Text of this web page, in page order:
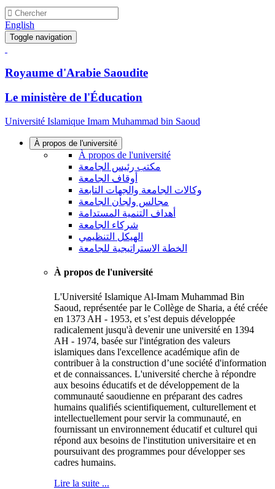
English
Toggle navigation
Royaume d'Arabie Saoudite
Le ministère de l'Éducation
Université Islamique Imam Muhammad bin Saoud
À propos de l'université
À propos de l'université
مكتب رئيس الجامعة
أوقاف الجامعة
وكالات الجامعة والجهات التابعة
مجالس ولجان الجامعة
أهداف التنمية المستدامة
شركاء الجامعة
الهيكل التنظيمي
الخطة الاستراتيجية للجامعة
À propos de l'université
L'Université Islamique Al-Imam Muhammad Bin
Saoud, représentée par le Collège de Sharia, a été créée
en 1373 AH - 1953, et s’est depuis développée
radicalement jusqu'à devenir une université en 1394
AH - 1974, basée sur l'intégration des valeurs
islamiques dans l'excellence académique afin de
contribuer à la construction d’une société d'information
et de connaissances. L'université cherche à répondre
aux besoins éducatifs et de développement de la
communauté saoudienne en préparant des cadres
humains qualifiés scientifiquement, culturellement et
intellectuellement pour servir la communauté, en
fournissant un environnement éducatif et culturel qui
répond aux besoins de l'institution universitaire et en
poursuivant des programmes pour développer ses
cadres humains.
Lire la suite ...